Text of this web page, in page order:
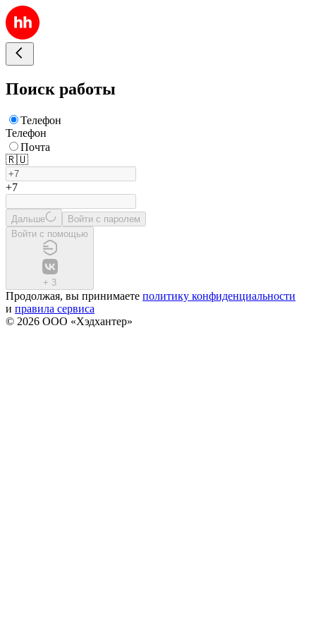
Поиск работы
Телефон
Телефон
Почта
🇷🇺
+7
Дальше
Войти с паролем
Войти с помощью
+ 3
Продолжая, вы принимаете политику конфиденциальности
и правила сервиса
© 2026 ООО «Хэдхантер»